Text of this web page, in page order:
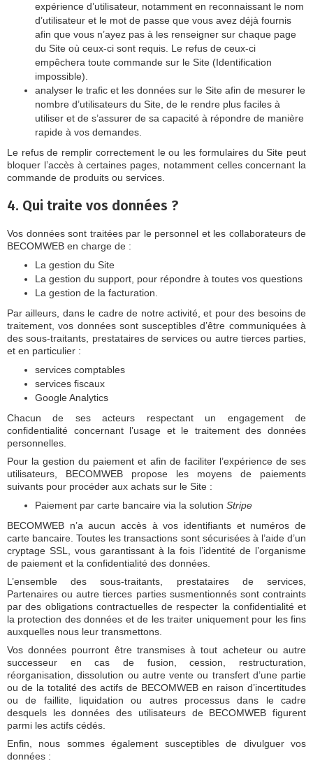
expérience d’utilisateur, notamment en reconnaissant le nom
d’utilisateur et le mot de passe que vous avez déjà fournis
afin que vous n’ayez pas à les renseigner sur chaque page
du Site où ceux-ci sont requis. Le refus de ceux-ci
empêchera toute commande sur le Site (Identification
impossible).
analyser le trafic et les données sur le Site afin de mesurer le
nombre d’utilisateurs du Site, de le rendre plus faciles à
utiliser et de s’assurer de sa capacité à répondre de manière
rapide à vos demandes.
Le refus de remplir correctement le ou les formulaires du Site peut
bloquer l’accès à certaines pages, notamment celles concernant la
commande de produits ou services.
4. Qui traite vos données ?
Vos données sont traitées par le personnel et les collaborateurs de
BECOMWEB en charge de :
La gestion du Site
La gestion du support, pour répondre à toutes vos questions
La gestion de la facturation.
Par ailleurs, dans le cadre de notre activité, et pour des besoins de
traitement, vos données sont susceptibles d’être communiquées à
des sous-traitants, prestataires de services ou autre tierces parties,
et en particulier :
services comptables
services fiscaux
Google Analytics
Chacun de ses acteurs respectant un engagement de
confidentialité concernant l’usage et le traitement des données
personnelles.
Pour la gestion du paiement et afin de faciliter l’expérience de ses
utilisateurs, BECOMWEB propose les moyens de paiements
suivants pour procéder aux achats sur le Site :
Paiement par carte bancaire via la solution Stripe
BECOMWEB n’a aucun accès à vos identifiants et numéros de
carte bancaire. Toutes les transactions sont sécurisées à l’aide d’un
cryptage SSL, vous garantissant à la fois l’identité de l’organisme
de paiement et la confidentialité des données.
L’ensemble des sous-traitants, prestataires de services,
Partenaires ou autre tierces parties susmentionnés sont contraints
par des obligations contractuelles de respecter la confidentialité et
la protection des données et de les traiter uniquement pour les fins
auxquelles nous leur transmettons.
Vos données pourront être transmises à tout acheteur ou autre
successeur en cas de fusion, cession, restructuration,
réorganisation, dissolution ou autre vente ou transfert d’une partie
ou de la totalité des actifs de BECOMWEB en raison d’incertitudes
ou de faillite, liquidation ou autres processus dans le cadre
desquels les données des utilisateurs de BECOMWEB figurent
parmi les actifs cédés.
Enfin, nous sommes également susceptibles de divulguer vos
données :